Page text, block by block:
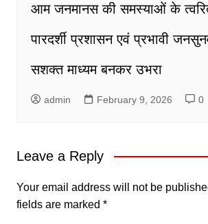
आम जनमानस की समस्याओं के
पारदर्शी प्रशासन एवं प्रभावी
सशक्त माध्यम बनकर उभरा
admin February 9, 2026 0
Leave a Reply
Your email address will not be
fields are marked *